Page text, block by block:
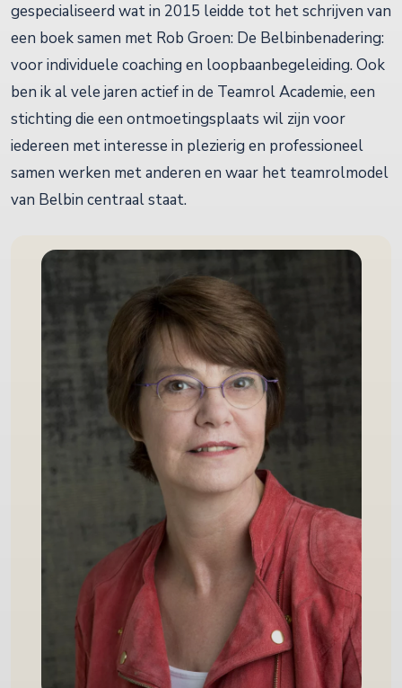
gespecialiseerd wat in 2015 leidde tot het schrijven van
een boek samen met Rob Groen: De Belbinbenadering:
voor individuele coaching en loopbaanbegeleiding. Ook
ben ik al vele jaren actief in de Teamrol Academie, een
stichting die een ontmoetingsplaats wil zijn voor
iedereen met interesse in plezierig en professioneel
samen werken met anderen en waar het teamrolmodel
van Belbin centraal staat.